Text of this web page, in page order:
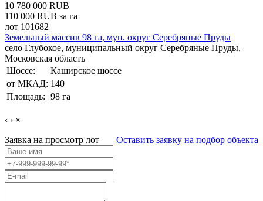
10 780 000 RUB
110 000 RUB за га
лот 101682
Земельный массив 98 га, мун. округ Серебряные Пруды
село Глубокое, муниципальный округ Серебряные Пруды,
Московская область
Шоссе:
Каширское шоссе
от МКАД: 140
Площадь: 98 га
‹ › ×
Оставить заявку на подбор объекта
Заявка на просмотр лот